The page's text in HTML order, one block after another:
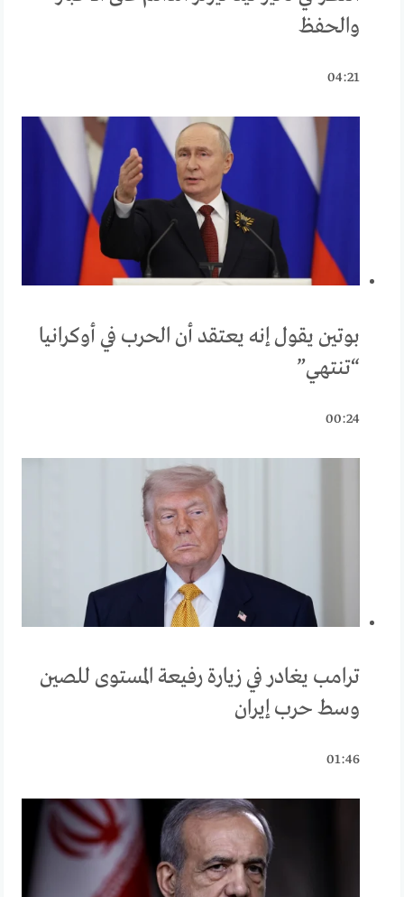
والحفظ
04:21
بوتين يقول إنه يعتقد أن الحرب في أوكرانيا
“تنتهي”
00:24
ترامب يغادر في زيارة رفيعة المستوى للصين
وسط حرب إيران
01:46